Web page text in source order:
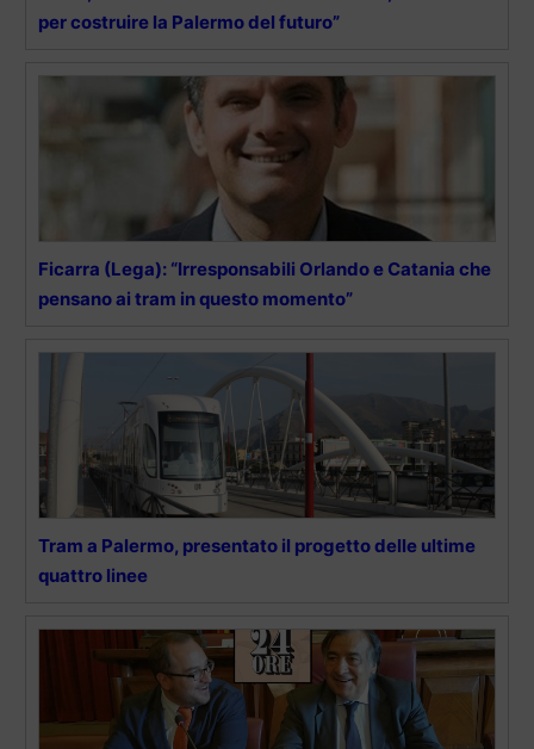
per costruire la Palermo del futuro”
Ficarra (Lega): “Irresponsabili Orlando e Catania che
pensano ai tram in questo momento”
Tram a Palermo, presentato il progetto delle ultime
quattro linee